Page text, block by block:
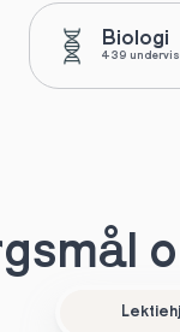
Biologi
439